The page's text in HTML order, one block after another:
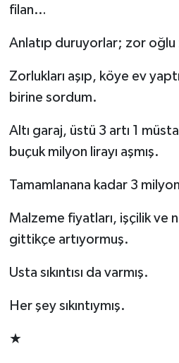
filan…
Anlatıp duruyorlar; zor oğlu
Zorlukları aşıp, köye ev
birine sordum.
Altı garaj, üstü 3 artı 1
buçuk milyon lirayı aşmış.
Tamamlanana kadar 3
Malzeme fiyatları, işçilik ve
gittikçe artıyormuş.
Usta sıkıntısı da varmış.
Her şey sıkıntıymış.
★